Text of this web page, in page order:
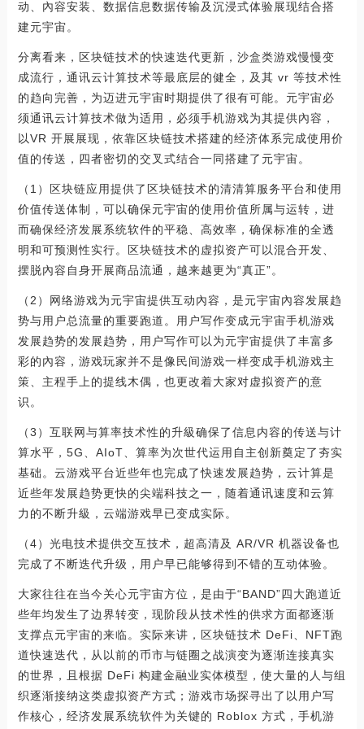
动、內容安装、数据信息数据传输及沉浸式体验展现结合搭
建元宇宙。
分离看来，区块链技术的快速迭代更新，沙盒类游戏慢慢变
成流行，通讯云计算技术等最底层的健全，及其 vr 等技术性
的趋向完善，为迈进元宇宙时期提供了很有可能。元宇宙必
须通讯云计算技术做为适用，必须手机游戏为其提供內容，
以VR 开展展现，依靠区块链技术搭建的经济体系完成使用价
值的传送，四者密切的交叉式结合一同搭建了元宇宙。
（1）区块链应用提供了区块链技术的清清算服务平台和使用
价值传送体制，可以确保元宇宙的使用价值所属与运转，进
而确保经济发展系统软件的平稳、高效率，确保标准的全透
明和可预测性实行。区块链技术的虚拟资产可以混合开发、
摆脱內容自身开展商品流通，越来越更为“真正”。
（2）网络游戏为元宇宙提供互动內容，是元宇宙內容发展趋
势与用户总流量的重要跑道。用户写作变成元宇宙手机游戏
发展趋势的发展趋势，用户写作可以为元宇宙提供了丰富多
彩的內容，游戏玩家并不是像民间游戏一样变成手机游戏主
策、主程手上的提线木偶，也更改着大家对虚拟资产的意
识。
（3）互联网与算率技术性的升級确保了信息内容的传送与计
算水平，5G、AIoT、算率为次世代运用自主创新奠定了夯实
基础。云游戏平台近些年也完成了快速发展趋势，云计算是
近些年发展趋势更快的尖端科技之一，随着通讯速度和云算
力的不断升級，云端游戏早已变成实际。
（4）光电技术提供交互技术，超高清及 AR/VR 机器设备也
完成了不断迭代升级，用户早已能够得到不错的互动体验。
大家往往在当今关心元宇宙方位，是由于“BAND”四大跑道近
些年均发生了边界转变，现阶段从技术性的供求方面都逐渐
支撑点元宇宙的来临。实际来讲，区块链技术 DeFi、NFT跑
道快速迭代，从以前的币市与链圈之战演变为逐渐连接真实
的世界，且根据 DeFi 构建金融业实体模型，使大量的人与组
织逐渐接纳这类虚拟资产方式；游戏市场探寻出了以用户写
作核心，经济发展系统软件为关键的 Roblox 方式，手机游